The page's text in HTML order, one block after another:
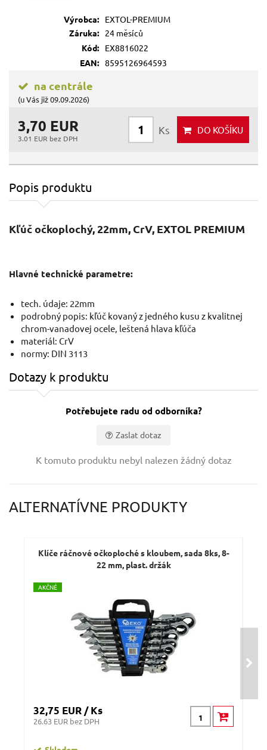
Výrobca:
EXTOL-PREMIUM
Záruka:
24 měsíců
Kód:
EX8816022
EAN: 8595126964593
na centrále
(u Vás již 09.09.2026)
3,70 EUR
3.01 EUR bez DPH
Ks DO KOŠÍKU
Popis produktu
Kľúč očkoplochý, 22mm, CrV, EXTOL PREMIUM
Hlavné technické parametre:
tech. údaje: 22mm
podrobný popis: kľúč kovaný z jedného kusu z kvalitnej
chrom-vanadovej ocele, leštená hlava kľúča
materiál: CrV
normy: DIN 3113
Dotazy k produktu
Potřebujete radu od odborníka?
Zaslat dotaz
Odeslat dotaz
K tomuto produktu nebyl nalezen žádný dotaz
ALTERNATÍVNE PRODUKTY
Klíče ráčnové očkoploché s kloubem, sada 8ks, 8-
22 mm, plast. držák
AKČNÉ
32,75 EUR / Ks
26.63 EUR bez DPH